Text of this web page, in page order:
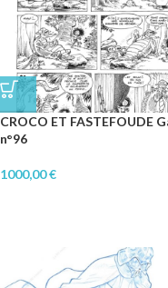
CROCO ET FASTEFOUDE
n°96
1000,00€